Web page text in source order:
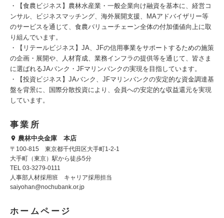
・【食農ビジネス】農林水産業・一般企業向け融資を基本に、経営コ
ンサル、ビジネスマッチング、海外展開支援、MAアドバイザリー等
のサービスを通じて、食農バリューチェーン全体の付加価値向上に取
り組んでいます。
・【リテールビジネス】JA、JFの信用事業をサポートするための施策
の企画・展開や、人材育成、業務インフラの提供等を通じて、皆さま
に選ばれるJAバンク・JFマリンバンクの実現を目指しています。
・【投資ビジネス】JAバンク、JFマリンバンクの安定的な資金調達基
盤を背景に、国際分散投資により、会員への安定的な収益還元を実現
しています。
事業所
農林中央金庫 本店
〒100-815 東京都千代田区大手町1-2-1
大手町（東京）駅から徒歩5分
TEL 03-3279-0111
人事部人材採用班 キャリア採用担当
saiyohan@nochubank.or.jp
ホームページ